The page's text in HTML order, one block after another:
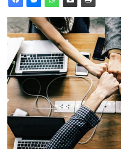
n
e
m
a
i
l